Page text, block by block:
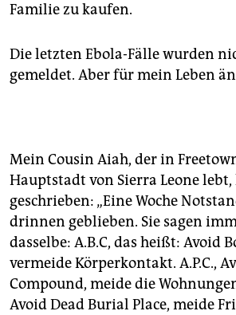
Familie zu kaufen.
Die letzten Ebola-Fälle wurden
gemeldet. Aber für mein Leben
Mein Cousin Aiah, der in
Hauptstadt von Sierra Leone
geschrieben: „Eine Woche
drinnen geblieben. Sie sagen
dasselbe: A.B.C, das heißt: Avoid
vermeide Körperkontakt. A.P.C.,
Compound, meide die
Avoid Dead Burial Place, meide